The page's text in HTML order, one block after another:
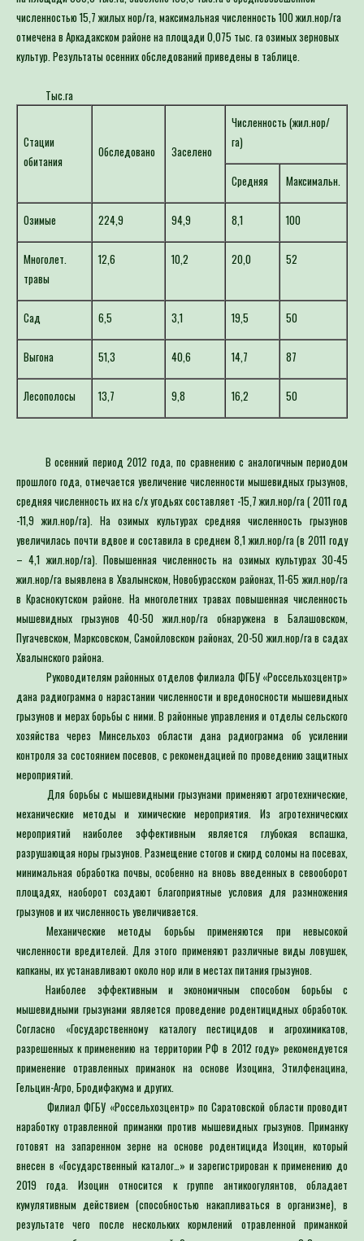
Для определения
Специалист филиала по
выдачей рекомендаций по
численностью 15,7 жилых нор/га, максимальная численность 100 жил.нор/га
отмечена в Аркадакском районе на площади 0,075 тыс. га озимых зерновых
культур. Результаты осенних обследований приведены в таблице.
Тыс.га
Стации
обитания
Обследовано Заселено
Численность (жил.нор/
га)
Средняя Максимальн.
Озимые 224,9 94,9 8,1 100
Многолет.
12,6 10,2 20,0 52
Сад 6,5 3,1 19,5 50
Выгона 51,3 40,6 14,7 87
Лесополосы 13,7 9,8 16,2 50
В осенний период 2012 года, по сравнению с аналогичным периодом
прошлого года, отмечается увеличение численности мышевидных грызунов,
средняя численность их на с/х угодьях составляет -15,7 жил.нор/га ( 2011 год
-11,9 жил.нор/га). На озимых культурах средняя численность грызунов
увеличилась почти вдвое и составила в среднем 8,1 жил.нор/га (в 2011 году
– 4,1 жил.нор/га). Повышенная численность на озимых культурах 30-45
жил.нор/га выявлена в Хвалынском, Новобурасском районах, 11-65 жил.нор/га
в Краснокутском районе. На многолетних травах повышенная численность
мышевидных грызунов 40-50 жил.нор/га обнаружена в Балашовском,
Пугачевском, Марксовском, Самойловском районах, 20-50 жил.нор/га в садах
Хвалынского района.
Руководителям районных отделов филиала ФГБУ «Россельхозцентр»
дана радиограмма о нарастании численности и вредоносности мышевидных
грызунов и мерах борьбы с ними. В районные управления и отделы сельского
хозяйства через Минсельхоз области дана радиограмма об усилении
контроля за состоянием посевов, с рекомендацией по проведению защитных
мероприятий.
Для борьбы с мышевидными грызунами применяют агротехнические,
механические методы и химические мероприятия. Из агротехнических
мероприятий наиболее эффективным является глубокая вспашка,
разрушающая норы грызунов. Размещение стогов и скирд соломы на посевах,
минимальная обработка почвы, особенно на вновь введенных в севооборот
площадях, наоборот создают благоприятные условия для размножения
грызунов и их численность увеличивается.
Механические методы борьбы применяются при невысокой
численности вредителей. Для этого применяют различные виды ловушек,
капканы, их устанавливают около нор или в местах питания грызунов.
Наиболее эффективным и экономичным способом борьбы с
мышевидными грызунами является проведение родентицидных обработок.
Согласно «Государственному каталогу пестицидов и агрохимикатов,
разрешенных к применению на территории РФ в 2012 году» рекомендуется
применение отравленных приманок на основе Изоцина, Этилфенацина,
Гельцин-Агро, Бродифакума и других.
Филиал ФГБУ «Россельхозцентр» по Саратовской области проводит
наработку отравленной приманки против мышевидных грызунов. Приманку
готовят на запаренном зерне на основе родентицида Изоцин, который
внесен в «Государственный каталог…» и зарегистрирован к применению до
2019 года. Изоцин относится к группе антикоогулянтов, обладает
кумулятивным действием (способностью накапливаться в организме), в
результате чего после нескольких кормлений отравленной приманкой
грызуны погибают от кровоизлияний. Это происходит в течение 3-8, иногда